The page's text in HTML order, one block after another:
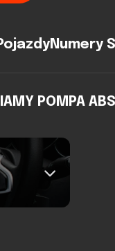
Numery
POMPA